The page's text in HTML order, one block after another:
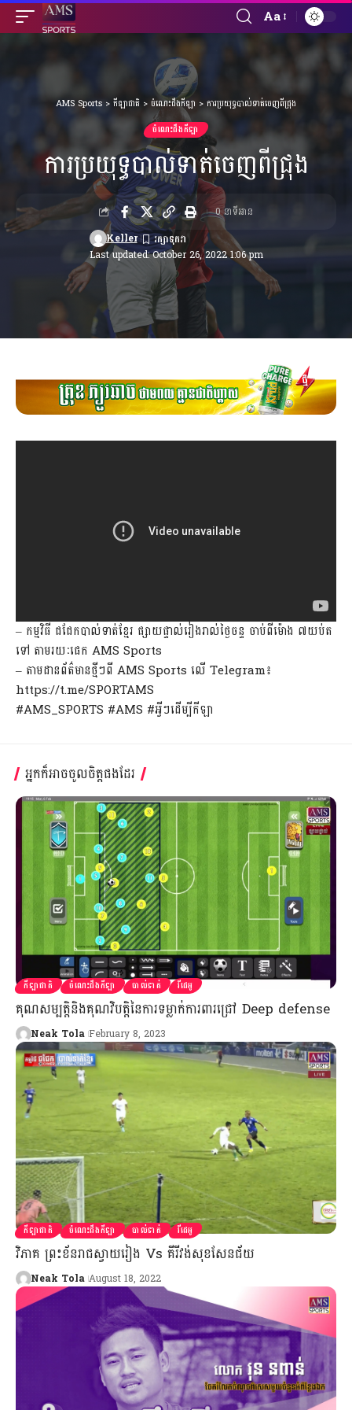
Font
Resizer
Aa
AMS Sports > កីឡាជាតិ > ចំណេះដឹងកីឡា > ការប្រយុទ្ធបាល់ទាត់ចេញពីជ្រុង
ចំណេះដឹងកីឡា
ការប្រយុទ្ធបាល់ទាត់ចេញពីជ្រុង
Last updated: October 26, 2022 1:06 pm
Keller
0 នាទីអាន
– កម្មវិធី ជជែកបាល់ទាត់ខ្មែរ ផ្សាយផ្ទាល់រៀងរាល់ថ្ងៃចន្ទ ចាប់ពីម៉ោង ៧យប់ត
ទៅ តាមរយៈផេក AMS Sports
– តាមដានព័ត៌មានថ្មីៗពី AMS Sports លើ Telegram៖
https://t.me/SPORTAMS
#AMS_SPORTS #AMS #អ្វីៗដើម្បីកីឡា
អ្នកក៏អាចចូលចិត្តផងដែរ
កីឡាជាតិ ចំណេះដឹងកីឡា បាល់ទាត់ វីដេអូ
គុណសម្បត្តិនិងគុណវិបត្តិនៃការទម្លាក់ការពារជ្រៅ Deep defense
Neak Tola February 8, 2023
កីឡាជាតិ ចំណេះដឹងកីឡា បាល់ទាត់ វីដេអូ
វិភាគ​ ព្រះខ័នរាជស្វាយរៀង Vs គីរីវង់សុខសែនជ័យ
Neak Tola August 18, 2022